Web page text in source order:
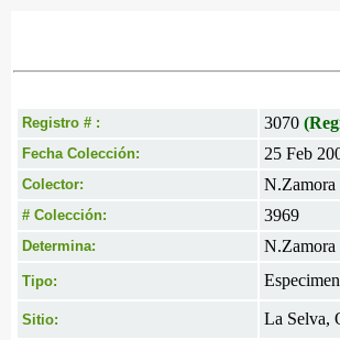
Registro # : 3070
Fecha Colección: 25 Feb
Colector: N.Zamora
# Colección: 3969
Determina: N.Zamora
Tipo: Especimen
Sitio: La Selva,